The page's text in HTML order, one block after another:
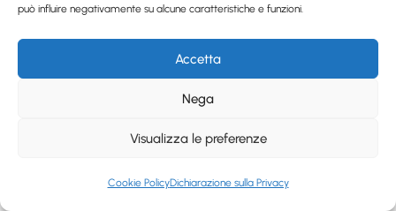
può influire negativamente su alcune caratteristiche e funzioni.
Accetta
Nega
Visualizza le preferenze
Cookie PolicyDichiarazione sulla Privacy